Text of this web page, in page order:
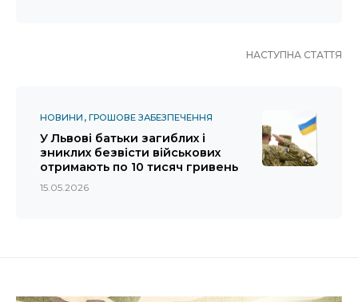
НАСТУПНА СТАТТЯ
НОВИНИ ГРОШОВЕ ЗАБЕЗПЕЧЕННЯ
У Львові батьки загиблих і
зниклих безвісти військових
отримають по 10 тисяч гривень
15.05.2026